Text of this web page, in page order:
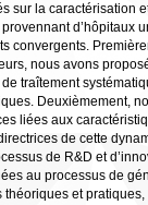
sur la caractérisation
d’hôpitaux
convergents.
nous avons
traîtement
Deuxièmement,
liées aux
de cette
de R&D et
au processus de
et